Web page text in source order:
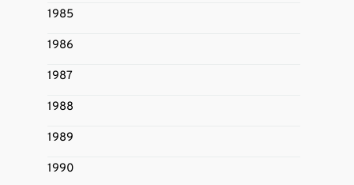
1985
1986
1987
1988
1989
1990